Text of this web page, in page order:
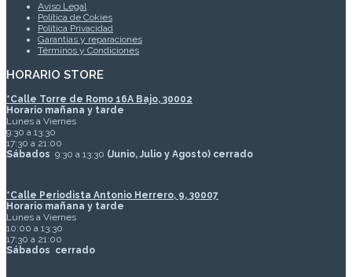
Aviso Legal
Política de Cokies
Política Privacidad
Garantías y reparaciones
Términos y Condiciones
HORARIO STORE
*Calle Torre de Romo 16A Bajo, 30002
Horario mañana y tarde
Lunes a Viernes
9:30 a 13:30
17:30 a 21:00
Sábados 9:30 a 13:30 (Junio, Julio y Agosto) cerrado
*Calle Periodista Antonio Herrero, 9, 30007
Horario mañana y tarde
Lunes a Viernes
10:00 a 13:30
17:30 a 21:00
Sábados cerrado